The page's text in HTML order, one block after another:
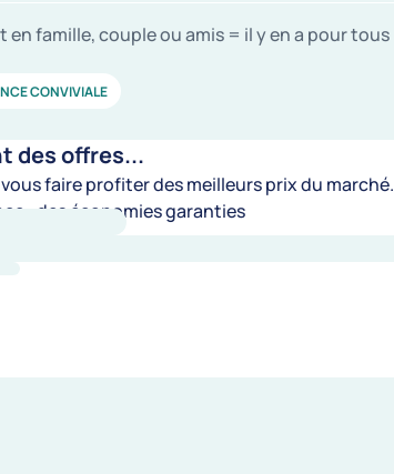
en famille, couple ou amis = il y en a pour tous
CONVIVIALE
des offres...
faire profiter des meilleurs prix du marché.
: des économies garanties